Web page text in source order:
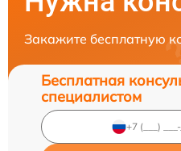
Закажите бесплатную
Бесплатная
специалистом